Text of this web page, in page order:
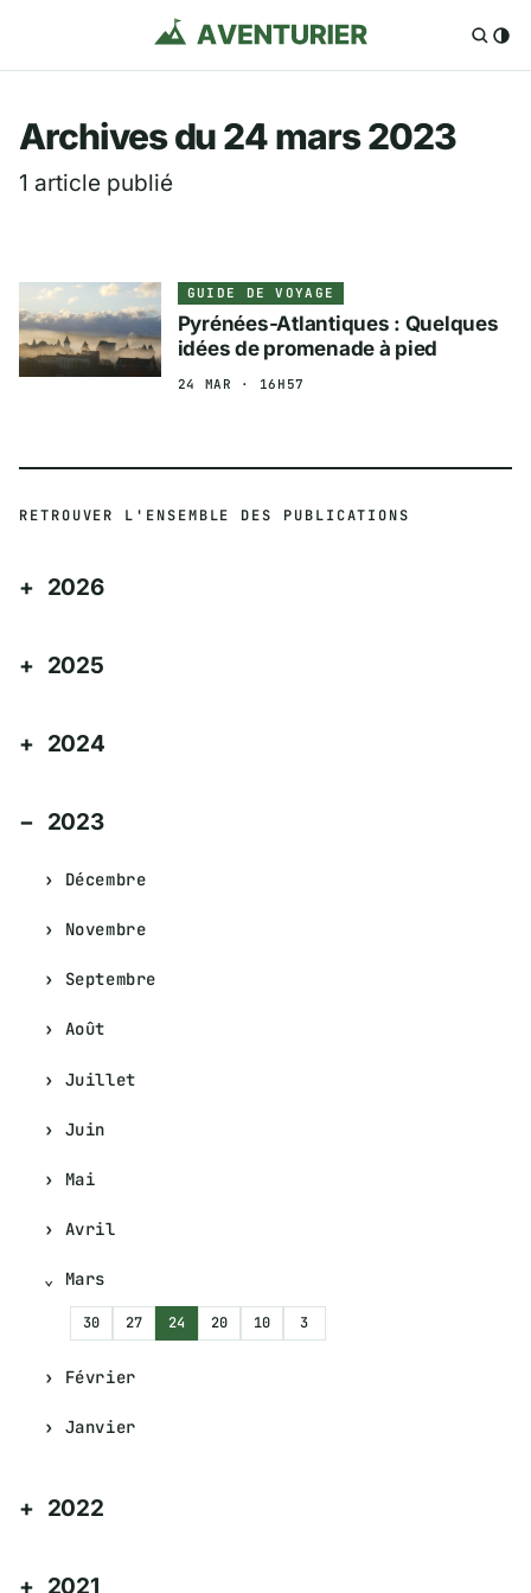
Aventurier.fr —
Archives du 24 mars 2023
1 article publié
GUIDE DE VOYAGE
Pyrénées-Atlantiques : Quelques
idées de promenade à pied
24 MAR · 16H57
RETROUVER L'ENSEMBLE DES PUBLICATIONS
2026
2025
2024
2023
Décembre
Novembre
Septembre
Août
Juillet
Juin
Mai
Avril
Mars
30 27 24 20 10 3
Février
Janvier
2022
2021